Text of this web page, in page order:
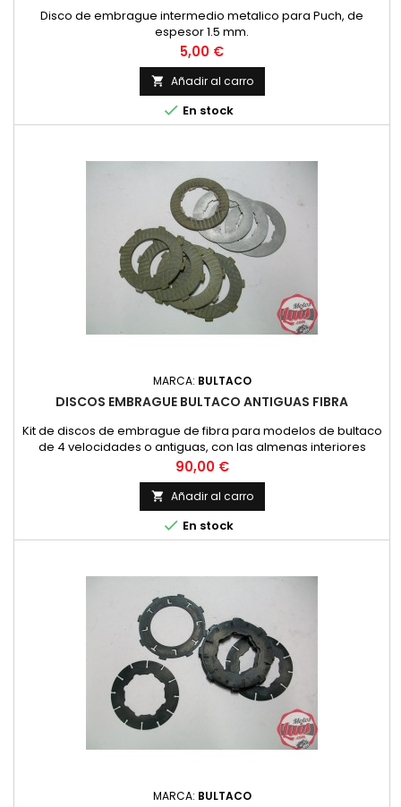
Disco de embrague intermedio metalico para Puch, de
espesor 1.5 mm.
Precio
5,00 €
 Añadir al carro
 En stock
MARCA: BULTACO
DISCOS EMBRAGUE BULTACO ANTIGUAS FIBRA
Kit de discos de embrague de fibra para modelos de bultaco
de 4 velocidades o antiguas, con las almenas interiores
cuadradas.
Precio
90,00 €
 Añadir al carro
 En stock
MARCA: BULTACO